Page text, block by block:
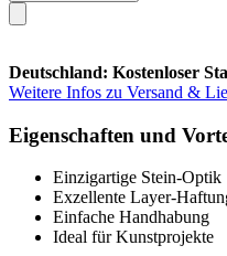
Deutschland: Kostenloser
Weitere Infos zu Versand &
Eigenschaften und
Einzigartige Stein-Optik
Exzellente Layer-
Einfache Handhabung
Ideal für Kunstprojekte